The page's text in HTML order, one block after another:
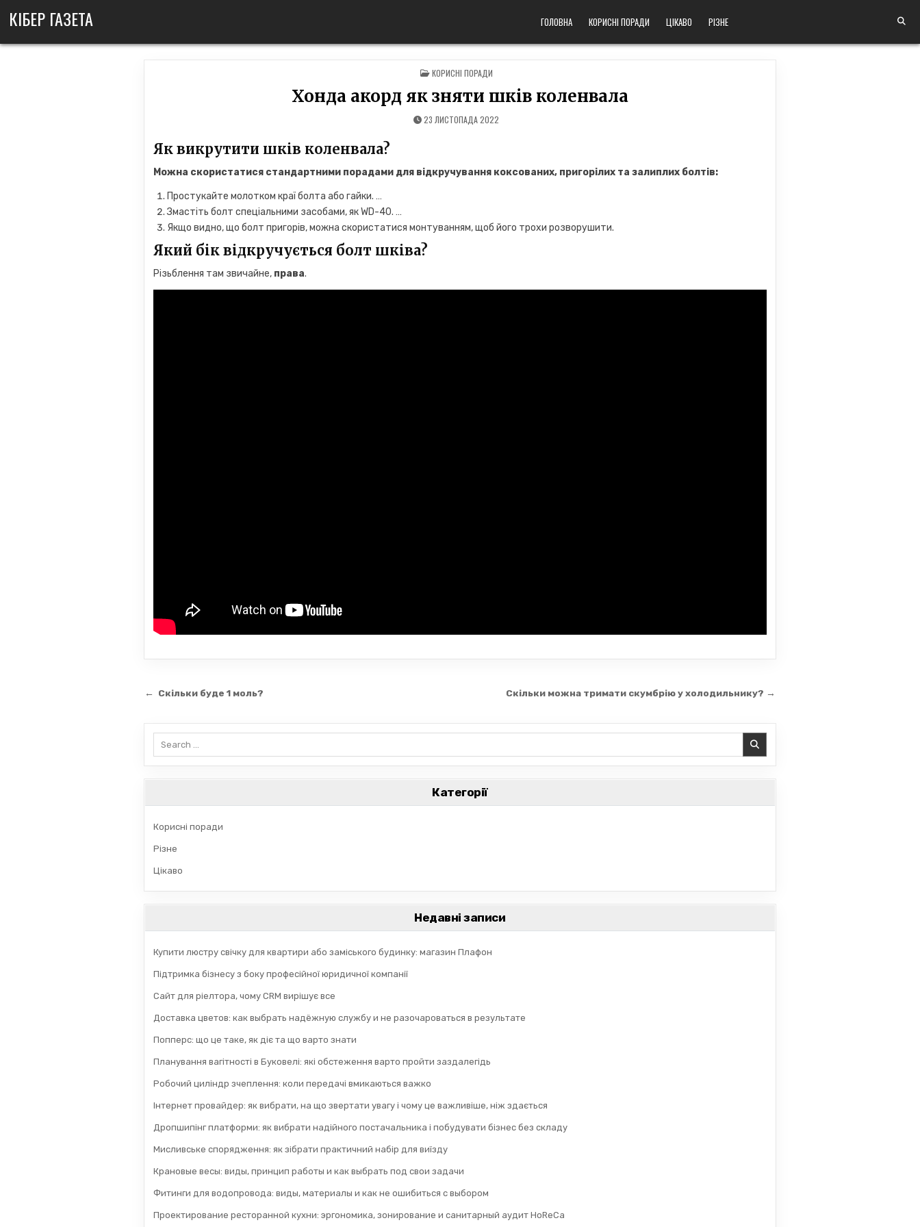
КІБЕР ГАЗЕТА ГОЛОВНА КОРИСНІ ПОРАДИ ЦІКАВО РІЗНЕ
POSTED
IN
КОРИСНІ ПОРАДИ
Хонда акорд як зняти шків коленвала
23 ЛИСТОПАДА 2022
Як викрутити шків коленвала?
Можна скористатися стандартними порадами для відкручування коксованих, пригорілих та залиплих болтів:
Простукайте молотком краї болта або гайки. …
Змастіть болт спеціальними засобами, як WD-40. …
Якщо видно, що болт пригорів, можна скористатися монтуванням, щоб його трохи розворушити.
Який бік відкручується болт шківа?
Різьблення там звичайне, права.
Навігація Скільки можна тримати скумбрію у холодильнику? →
← Скільки буде 1 моль?
Категорії
Корисні поради
Різне
Цікаво
Недавні записи
Купити люстру свічку для квартири або заміського будинку: магазин Плафон
Підтримка бізнесу з боку професійної юридичної компанії
Сайт для ріелтора, чому CRM вирішує все
Доставка цветов: как выбрать надёжную службу и не разочароваться в результате
Попперс: що це таке, як діє та що варто знати
Планування вагітності в Буковелі: які обстеження варто пройти заздалегідь
Робочий циліндр зчеплення: коли передачі вмикаються важко
Інтернет провайдер: як вибрати, на що звертати увагу і чому це важливіше, ніж здається
Дропшипінг платформи: як вибрати надійного постачальника і побудувати бізнес без складу
Мисливське спорядження: як зібрати практичний набір для виїзду
Крановые весы: виды, принцип работы и как выбрать под свои задачи
Фитинги для водопровода: виды, материалы и как не ошибиться с выбором
Проектирование ресторанной кухни: эргономика, зонирование и санитарный аудит HoReCa